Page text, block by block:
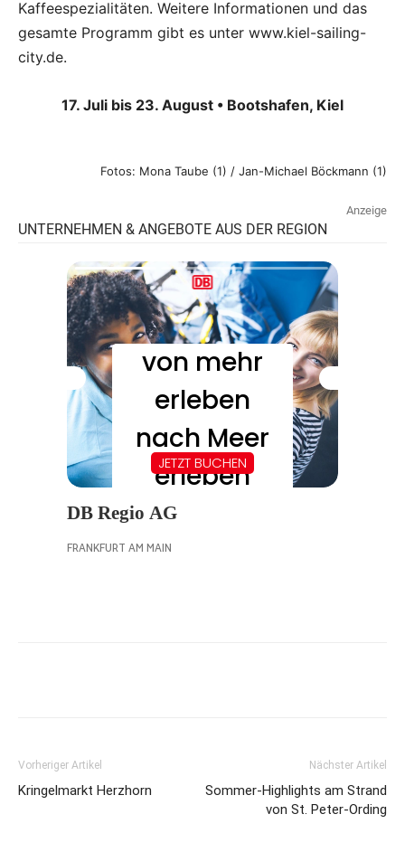
Kaffeespezialitäten. Weitere Informationen und das
gesamte Programm gibt es unter www.kiel-sailing-
city.de.
17. Juli bis 23. August • Bootshafen, Kiel
Fotos: Mona Taube (1) / Jan-Michael Böckmann (1)
Vorheriger Artikel
Kringelmarkt Herzhorn
Nächster Artikel
Sommer-Highlights am Strand
von St. Peter-Ording